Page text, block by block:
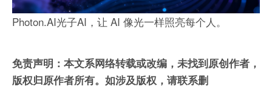
Photon.AI光子AI，让 AI 像光一样照亮每个人。
免责声明：本文系网络转载或改编，未找到原创作者，
版权归原作者所有。如涉及版权，请联系删